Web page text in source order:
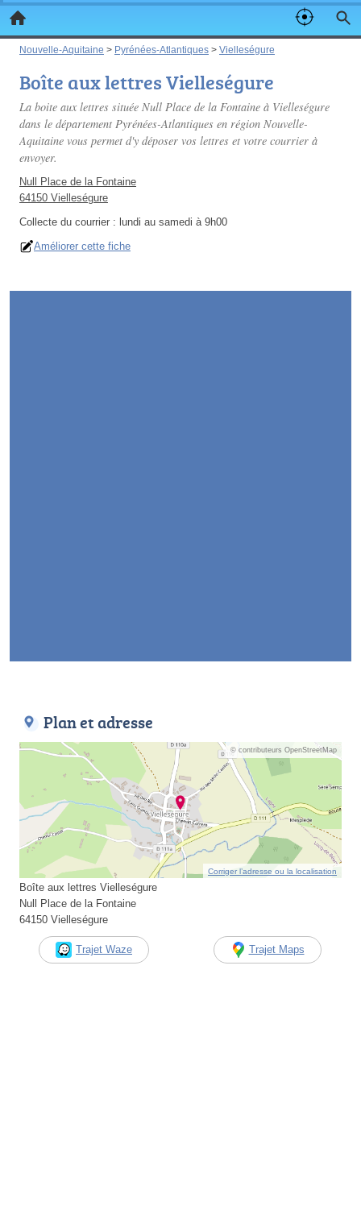
Nouvelle-Aquitaine > Pyrénées-Atlantiques > Vielleségure
Boîte aux lettres Vielleségure
La boite aux lettres située Null Place de la Fontaine à Vielleségure
dans le département Pyrénées-Atlantiques en région Nouvelle-
Aquitaine vous permet d'y déposer vos lettres et votre courrier à
envoyer.
Null Place de la Fontaine
64150 Vielleségure
Collecte du courrier : lundi au samedi à 9h00
Améliorer cette fiche
Plan et adresse
© contributeurs OpenStreetMap
Corriger l’adresse ou la localisation
Boîte aux lettres Vielleségure
Null Place de la Fontaine
64150 Vielleségure
Trajet Waze Trajet Maps